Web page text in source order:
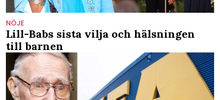
NÖJE
Lill-Babs sista vilja och hälsningen
till barnen